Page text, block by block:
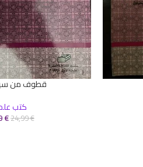
إضافة إلى السلةقطوف من
كتب
24,99€
€